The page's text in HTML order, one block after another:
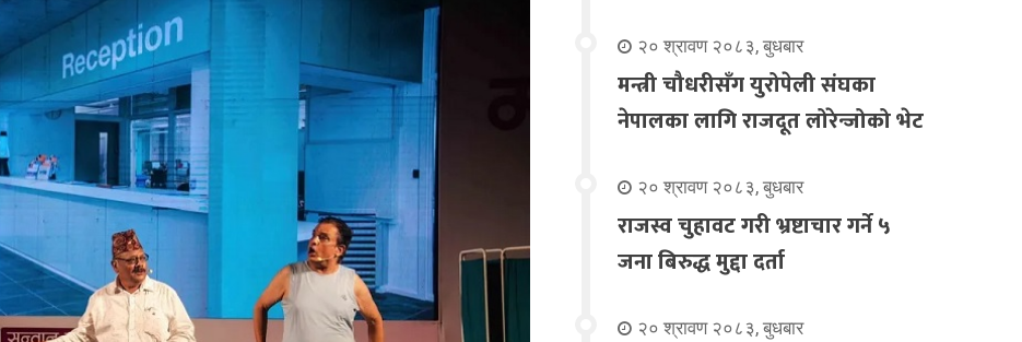
२० श्रावण २०८३, बुधबार
मन्त्री चौधरीसँग युरोपेली संघका
नेपालका लागि राजदूत लोरेन्जोको भेट
२० श्रावण २०८३, बुधबार
राजस्व चुहावट गरी भ्रष्टाचार गर्ने ५
जना बिरुद्ध मुद्दा दर्ता
२० श्रावण २०८३, बुधबार